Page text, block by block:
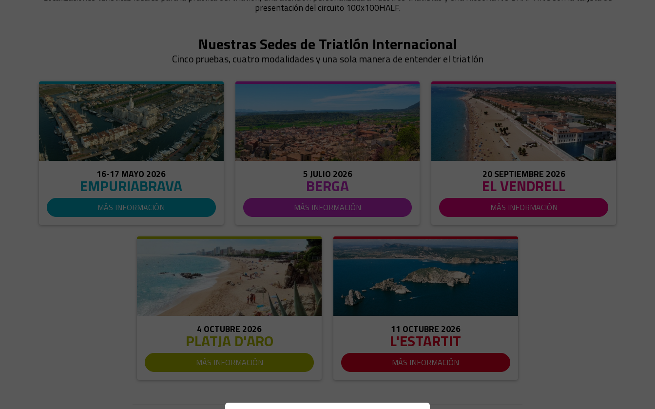
presentación del circuito 100x100HALF.
Nuestras Sedes de Triatlón Internacional
Cinco pruebas, cuatro modalidades y una sola manera de entender el triatlón
16-17 MAYO 2026
EMPURIABRAVA
MÁS INFORMACIÓN
5 JULIO 2026
BERGA
MÁS INFORMACIÓN
20 SEPTIEMBRE 2026
EL VENDRELL
MÁS INFORMACIÓN
4 OCTUBRE 2026
PLATJA D'ARO
MÁS INFORMACIÓN
11 OCTUBRE 2026
L'ESTARTIT
MÁS INFORMACIÓN